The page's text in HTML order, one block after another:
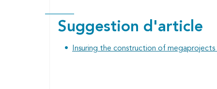
Suggestion d'article
Insuring the construction of